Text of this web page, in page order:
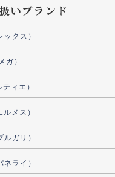
いブランド
クス）
ガ）
ィエ）
メス）
ガリ）
ライ）